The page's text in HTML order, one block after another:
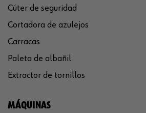
Cúter de seguridad
Cortadora de azulejos
Carracas
Paleta de albañil
Extractor de tornillos
MÁQUINAS